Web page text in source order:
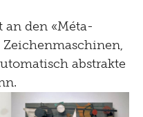
an den «Méta-
abstrakte